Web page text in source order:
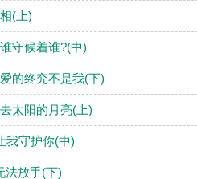
(上)
守候着谁?(中)
的终究不是我(下)
太阳的月亮(上)
我守护你(中)
法放手(下)